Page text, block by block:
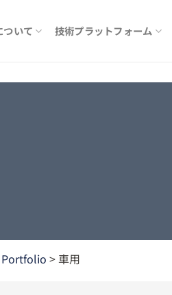
ついて 技術プラットフォーム
Portfolio >車用